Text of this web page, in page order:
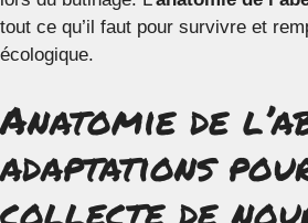
tout ce qu’il faut pour survivre et
écologique.
Anatomie de
adaptations